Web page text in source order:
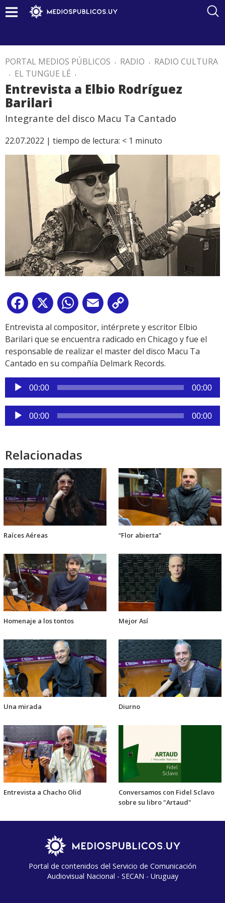
PORTAL MEDIOS PÚBLICOS . RADIO . RADIO CULTURA
. EL TUNGUE LÉ .
Entrevista a Elbio Rodríguez
Barilari
Integrante del disco Macu Ta Cantado
22.07.2022 | tiempo de lectura: < 1 minuto
Facebook
X WhatsApp
Email
Link
Entrevista al compositor, intérprete y escritor Elbio
Barilari que se encuentra radicado en Chicago y fue el
responsable de realizar el master del disco Macu Ta
Cantado en su compañía Delmark Records.
Reproductor
de
audio
00:00 00:00
Reproductor
de
00:00 00:00
Relacionadas
Raíces Aéreas “Flor abierta”
Homenaje a los tontos Mejor Así
Una mirada Diurno
Entrevista a Chacho Olid
Conversamos con Fidel Sclavo
sobre su libro "Artaud"
Portal de contenidos del Servicio de Comunicación
Audiovisual Nacional - SECAN - Uruguay